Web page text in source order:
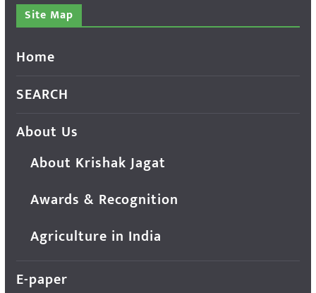
Site Map
Home
SEARCH
About Us
About Krishak Jagat
Awards & Recognition
Agriculture in India
E-paper